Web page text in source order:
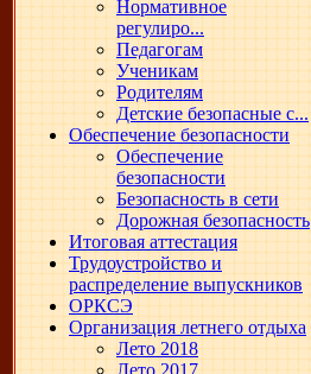
Нормативное
регулиро...
Педагогам
Ученикам
Родителям
Детские безопасные с...
Обеспечение безопасности
Обеспечение
безопасности
Безопасность в сети
Дорожная безопасность
Итоговая аттестация
Трудоустройство и
распределение выпускников
ОРКСЭ
Организация летнего отдыха
Лето 2018
Лето 2017